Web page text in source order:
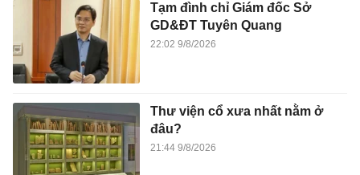
Tạm đình chỉ Giám đốc Sở
GD&ĐT Tuyên Quang
22:02 9/8/2026
Thư viện cổ xưa nhất nằm ở
đâu?
21:44 9/8/2026